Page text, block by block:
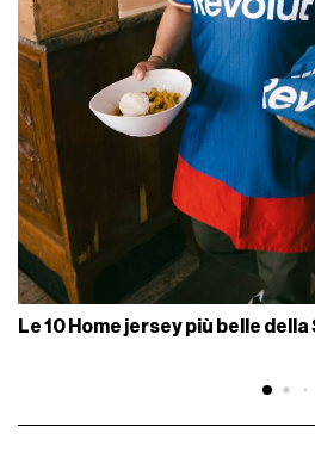
Le 10 Home jersey più belle